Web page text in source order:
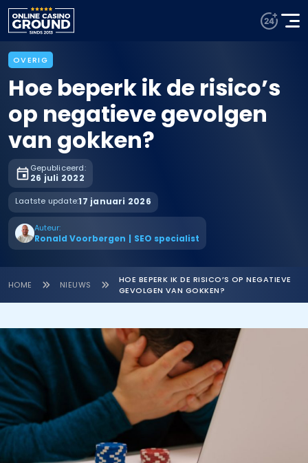
OVERIG
Hoe beperk ik de risico’s
op negatieve gevolgen
van gokken?
Gepubliceerd:
26 juli 2022
Laatste update:17 januari 2026
Auteur:
Ronald Voorbergen | SEO specialist
HOME NIEUWS
HOE BEPERK IK DE RISICO’S OP NEGATIEVE
GEVOLGEN VAN GOKKEN?